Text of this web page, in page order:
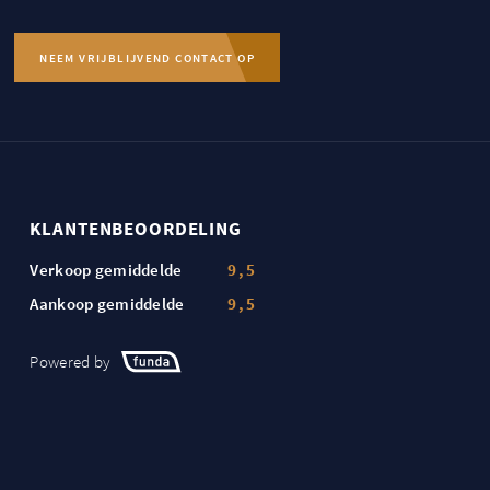
NEEM VRIJBLIJVEND CONTACT OP
KLANTENBEOORDELING
Verkoop gemiddelde
9,5
Aankoop gemiddelde
9,5
Powered by